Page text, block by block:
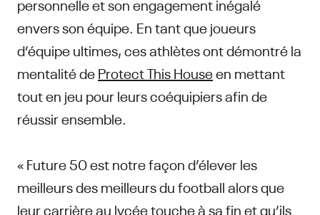
envers son équipe. En tant que joueurs
d’équipe ultimes, ces athlètes ont démontré la
mentalité deProtect This Houseen mettant
tout en jeu pour leurs coéquipiers afin de
réussir ensemble.
« Future 50 est notre façon d’élever les
meilleurs des meilleurs du football alors que
leur carrière au lycée touche à sa fin et qu’ils